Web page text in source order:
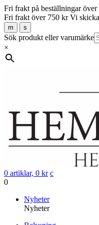
Fri frakt på beställningar
Fri frakt över 750 kr Vi
m s
Sök produkt eller varumärke
×
0 artiklar, 0 kr c
0
Nyheter
Nyheter